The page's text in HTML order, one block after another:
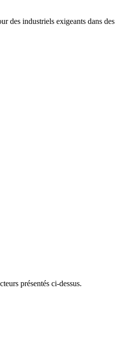
des industriels exigeants dans des
présentés ci-dessus.